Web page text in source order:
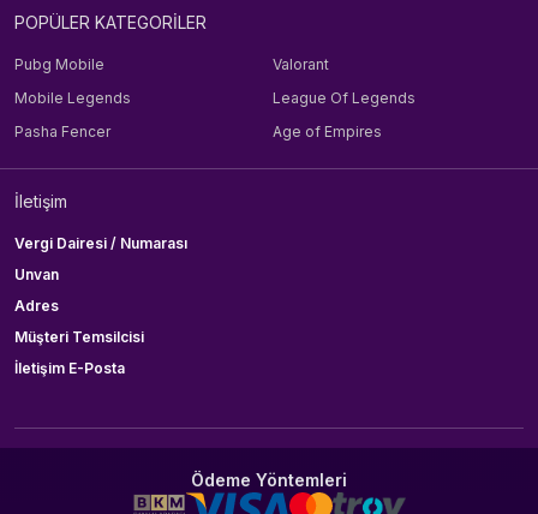
POPÜLER KATEGORİLER
Pubg Mobile
Valorant
Mobile Legends
League Of Legends
Pasha Fencer
Age of Empires
İletişim
Vergi Dairesi / Numarası
Unvan
Adres
Müşteri Temsilcisi
İletişim E-Posta
Ödeme Yöntemleri